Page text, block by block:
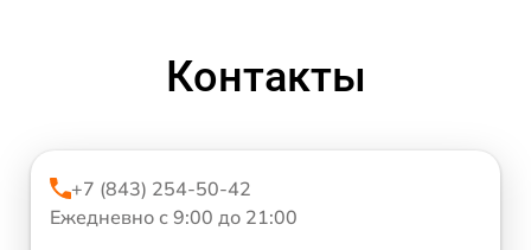
Контакты
+7 (843) 254-50-42
Ежедневно с 9:00 до 21:00